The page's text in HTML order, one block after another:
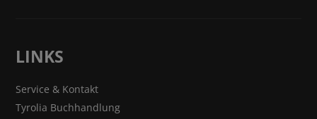
LINKS
Service & Kontakt
Tyrolia Buchhandlung